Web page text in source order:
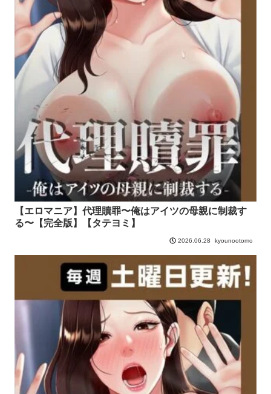
【エロマニア】代理贖罪〜俺はアイツの母親に制裁す
る〜【完全版】【タテヨミ】
2026.06.28 kyounootomo